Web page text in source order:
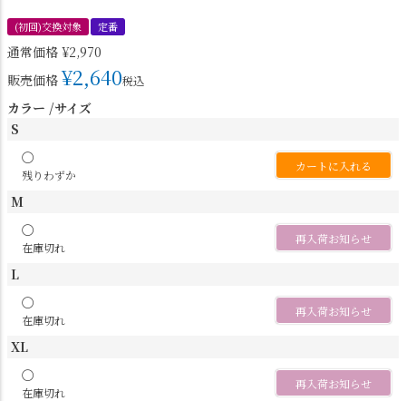
(初回)交換対象 定番
通常価格 ¥2,970
販売価格 ¥2,640税込
カラー サイズ
S
〇
残りわずか
カートに入れる
M
〇
在庫切れ
再入荷お知らせ
L
〇
在庫切れ
再入荷お知らせ
XL
〇
在庫切れ
再入荷お知らせ